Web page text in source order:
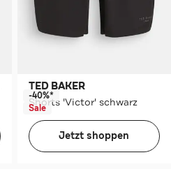
TED BAKER
Shorts 'Victor' schwarz
-40%*
Sale
Jetzt shoppen